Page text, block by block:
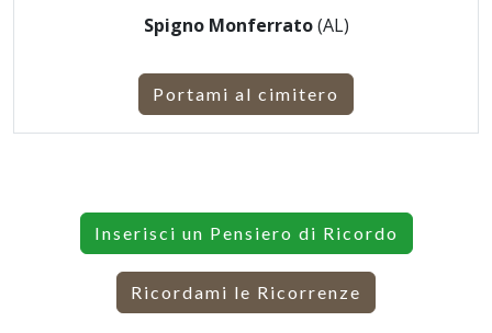
Spigno Monferrato(AL)
Portami al cimitero
Inserisci un Pensiero di Ricordo
Ricordami le Ricorrenze